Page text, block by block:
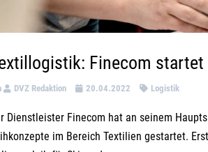
Finecom
DVZ Redaktion 20.04.2022 Logistik
Dienstleister Finecom hat an seinem
im Bereich Textilien gestartet.